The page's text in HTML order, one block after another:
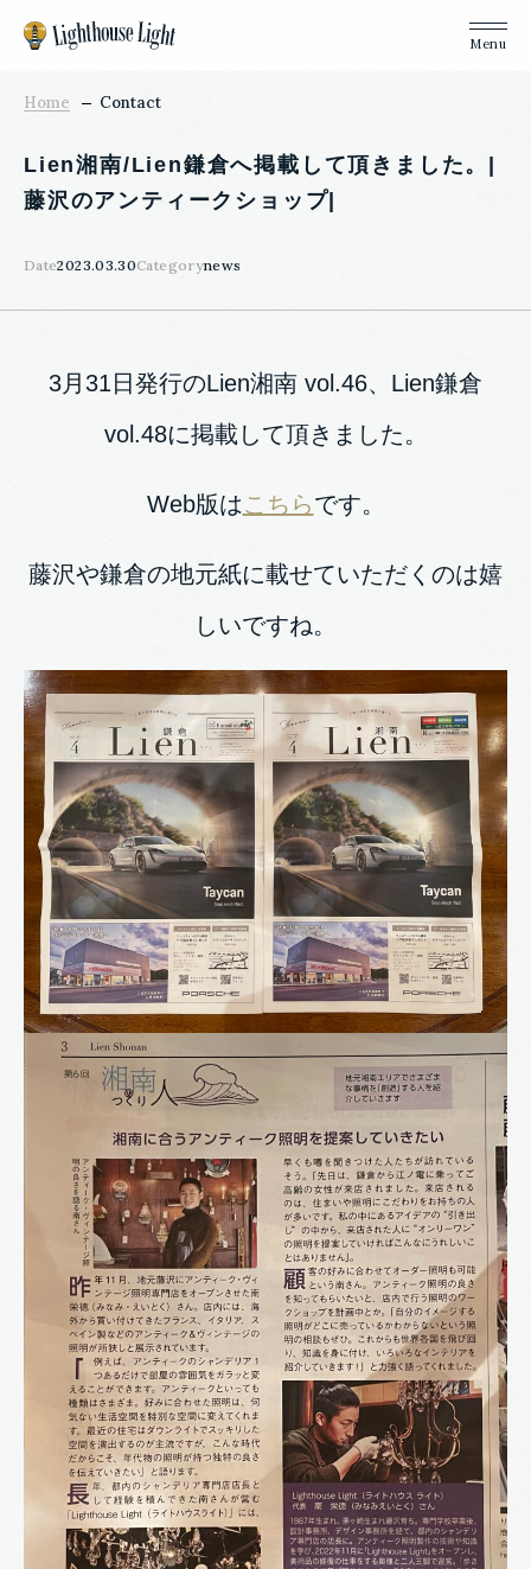
Home Contact
Lien湘南/Lien鎌倉へ掲載して頂きました。|
藤沢のアンティークショップ|
Date2023.03.30Categorynews
3月31日発行のLien湘南 vol.46、Lien鎌倉
vol.48に掲載して頂きました。
Web版はこちらです。
藤沢や鎌倉の地元紙に載せていただくのは嬉
しいですね。